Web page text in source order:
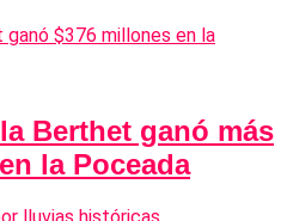
Berthet ganó más
la Poceada